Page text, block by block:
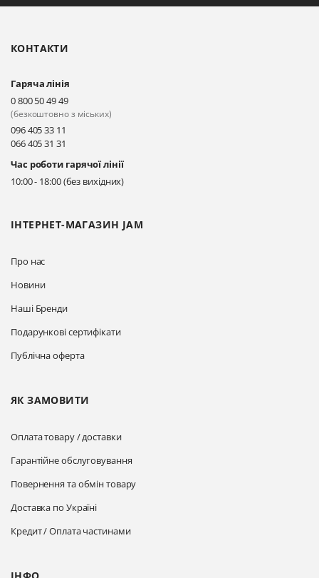
Прокласти маршрут
Київ, вул. Драгоманова 31-д
Прокласти маршрут
Київ, вул. Драгоманова 31-д
Прокласти маршрут
ІНТЕРНЕТ-МАГАЗИН JAM
Про нас
Новини
Наші Бренди
Подарункові сертифікати
Публічна оферта
ЯК ЗАМОВИТИ
Оплата товару / доставки
Гарантійне обслуговування
Повернення та обмін товару
Доставка по Україні
Кредит / Оплата частинами
КОНТАКТИ
Гаряча лінія
0 800 50 49 49
(безкоштовно з міських)
096 405 33 11
066 405 31 31
Час роботи гарячої лінії
10:00 - 18:00 (без вихідних)